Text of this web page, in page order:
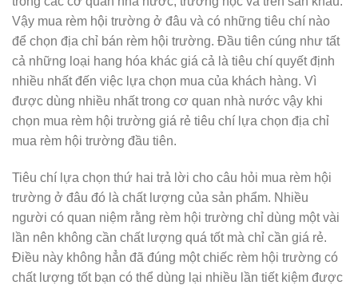
Vậy mua rèm hội trường ở đâu và có những tiêu chí nào
để chọn địa chỉ bán rèm hội trường. Đầu tiên cúng như tất
cả những loại hang hóa khác giá cả là tiêu chí quyết định
nhiều nhất đến việc lựa chọn mua của khách hàng. Vì
được dùng nhiều nhất trong cơ quan nhà nước vậy khi
chọn mua rèm hội trường giá rẻ tiêu chí lựa chọn địa chỉ
mua rèm hội trường đầu tiên.
Tiêu chí lựa chọn thứ hai trả lời cho câu hỏi mua rèm hội
trường ở đâu đó là chất lượng của sản phẩm. Nhiều
người có quan niệm rằng rèm hội trường chỉ dùng một vài
lần nên không cần chất lượng quá tốt mà chỉ cần giá rẻ.
Điều này không hẳn đã đúng một chiếc rèm hội trường có
chất lượng tốt bạn có thể dùng lại nhiều lần tiết kiệm được